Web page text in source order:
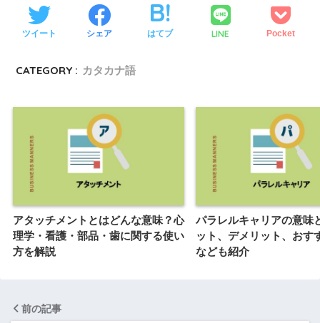
ツイート シェア はてブ LINE Pocket
CATEGORY : カタカナ語
アタッチメントとはどんな意味？心
理学・看護・部品・歯に関する使い
方を解説
パラレルキャリアの意味
ット、デメリット、おす
なども紹介
前の記事